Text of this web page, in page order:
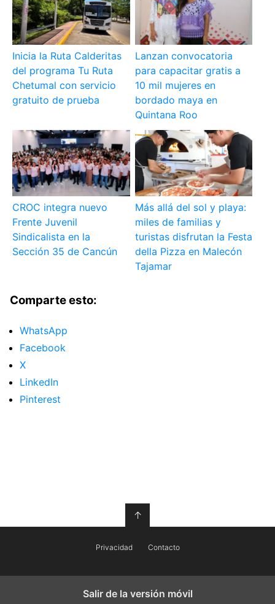
Inicia la Ruta Calderitas
del programa Tu Ruta
Chetumal con servicio
gratuito de prueba
Lanzan convocatoria
para capacitar gratis a
10 mil mujeres en
bordado maya en
Quintana Roo
CROC integra nuevo
Frente Juvenil
Sindicalista en la
Sección 35 de Cancún
Más allá del sol y playa:
miles de familias y
turistas disfrutan la Festa
della Pizza en Malecón
Tajamar
Comparte esto:
WhatsApp
Facebook
X
LinkedIn
Pinterest
↑
Privacidad Contacto
Salir de la versión móvil